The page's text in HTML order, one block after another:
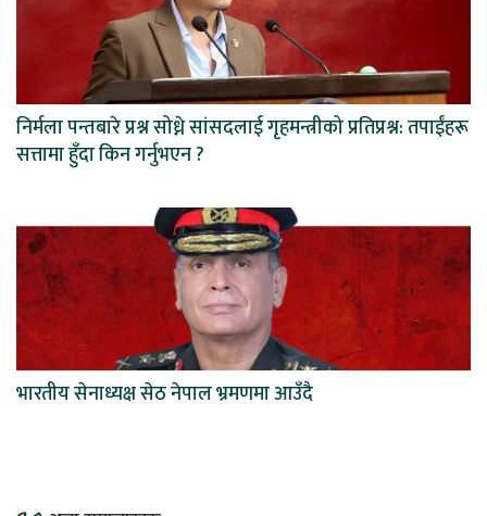
निर्मला पन्तबारे प्रश्न सोध्ने सांसदलाई गृहमन्त्रीको प्रतिप्रश्न: तपाईंहरू
सत्तामा हुँदा किन गर्नुभएन ?
भारतीय सेनाध्यक्ष सेठ नेपाल भ्रमणमा आउँदै